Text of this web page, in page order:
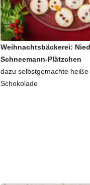
Weihnachtsbäckerei:
Schneemann-Plätzchen
dazu selbstgemachte heiße
Schokolade